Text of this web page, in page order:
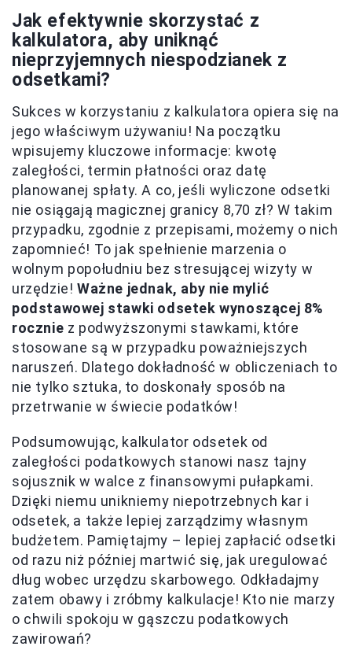
Jak efektywnie skorzystać z
kalkulatora, aby uniknąć
nieprzyjemnych niespodzianek z
odsetkami?
Sukces w korzystaniu z kalkulatora opiera się na
jego właściwym używaniu! Na początku
wpisujemy kluczowe informacje: kwotę
zaległości, termin płatności oraz datę
planowanej spłaty. A co, jeśli wyliczone odsetki
nie osiągają magicznej granicy 8,70 zł? W takim
przypadku, zgodnie z przepisami, możemy o nich
zapomnieć! To jak spełnienie marzenia o
wolnym popołudniu bez stresującej wizyty w
urzędzie! Ważne jednak, aby nie mylić
podstawowej stawki odsetek wynoszącej 8%
rocznie z podwyższonymi stawkami, które
stosowane są w przypadku poważniejszych
naruszeń. Dlatego dokładność w obliczeniach to
nie tylko sztuka, to doskonały sposób na
przetrwanie w świecie podatków!
Podsumowując, kalkulator odsetek od
zaległości podatkowych stanowi nasz tajny
sojusznik w walce z finansowymi pułapkami.
Dzięki niemu unikniemy niepotrzebnych kar i
odsetek, a także lepiej zarządzimy własnym
budżetem. Pamiętajmy – lepiej zapłacić odsetki
od razu niż później martwić się, jak uregulować
dług wobec urzędzu skarbowego. Odkładajmy
zatem obawy i zróbmy kalkulacje! Kto nie marzy
o chwili spokoju w gąszczu podatkowych
zawirowań?